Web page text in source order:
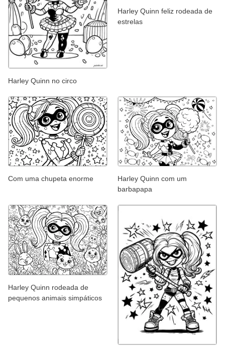
Harley Quinn no circo
Harley Quinn feliz rodeada de
estrelas
Com uma chupeta enorme
Harley Quinn com um
barbapapa
Harley Quinn rodeada de
pequenos animais simpáticos